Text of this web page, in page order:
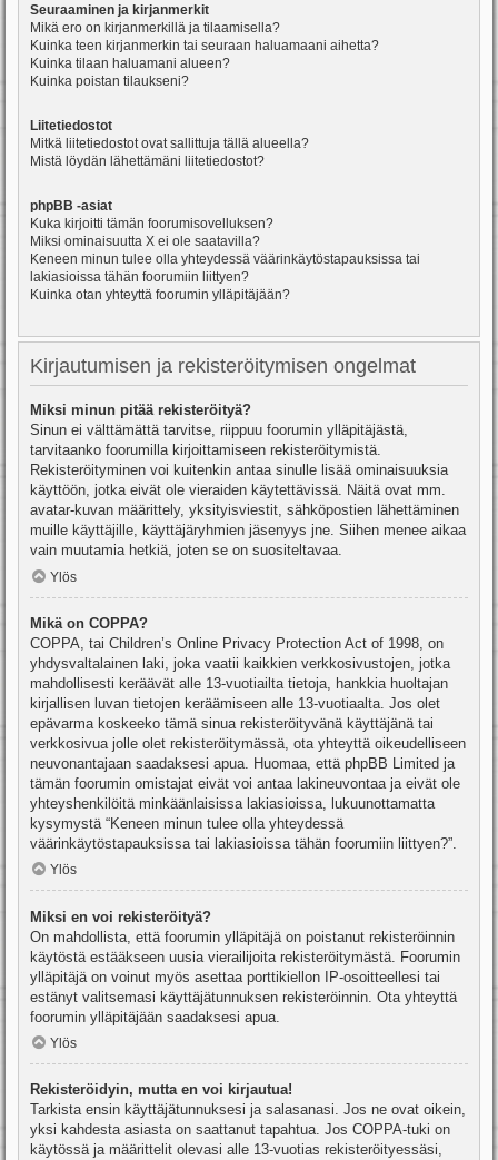
Seuraaminen ja kirjanmerkit
Mikä ero on kirjanmerkillä ja tilaamisella?
Kuinka teen kirjanmerkin tai seuraan haluamaani aihetta?
Kuinka tilaan haluamani alueen?
Kuinka poistan tilaukseni?
Liitetiedostot
Mitkä liitetiedostot ovat sallittuja tällä alueella?
Mistä löydän lähettämäni liitetiedostot?
phpBB -asiat
Kuka kirjoitti tämän foorumisovelluksen?
Miksi ominaisuutta X ei ole saatavilla?
Keneen minun tulee olla yhteydessä väärinkäytöstapauksissa tai
lakiasioissa tähän foorumiin liittyen?
Kuinka otan yhteyttä foorumin ylläpitäjään?
Kirjautumisen ja rekisteröitymisen ongelmat
Miksi minun pitää rekisteröityä?
Sinun ei välttämättä tarvitse, riippuu foorumin ylläpitäjästä,
tarvitaanko foorumilla kirjoittamiseen rekisteröitymistä.
Rekisteröityminen voi kuitenkin antaa sinulle lisää ominaisuuksia
käyttöön, jotka eivät ole vieraiden käytettävissä. Näitä ovat mm.
avatar-kuvan määrittely, yksityisviestit, sähköpostien lähettäminen
muille käyttäjille, käyttäjäryhmien jäsenyys jne. Siihen menee aikaa
vain muutamia hetkiä, joten se on suositeltavaa.
Ylös
Mikä on COPPA?
COPPA, tai Children’s Online Privacy Protection Act of 1998, on
yhdysvaltalainen laki, joka vaatii kaikkien verkkosivustojen, jotka
mahdollisesti keräävät alle 13-vuotiailta tietoja, hankkia huoltajan
kirjallisen luvan tietojen keräämiseen alle 13-vuotiaalta. Jos olet
epävarma koskeeko tämä sinua rekisteröityvänä käyttäjänä tai
verkkosivua jolle olet rekisteröitymässä, ota yhteyttä oikeudelliseen
neuvonantajaan saadaksesi apua. Huomaa, että phpBB Limited ja
tämän foorumin omistajat eivät voi antaa lakineuvontaa ja eivät ole
yhteyshenkilöitä minkäänlaisissa lakiasioissa, lukuunottamatta
kysymystä “Keneen minun tulee olla yhteydessä
väärinkäytöstapauksissa tai lakiasioissa tähän foorumiin liittyen?”.
Ylös
Miksi en voi rekisteröityä?
On mahdollista, että foorumin ylläpitäjä on poistanut rekisteröinnin
käytöstä estääkseen uusia vierailijoita rekisteröitymästä. Foorumin
ylläpitäjä on voinut myös asettaa porttikiellon IP-osoitteellesi tai
estänyt valitsemasi käyttäjätunnuksen rekisteröinnin. Ota yhteyttä
foorumin ylläpitäjään saadaksesi apua.
Ylös
Rekisteröidyin, mutta en voi kirjautua!
Tarkista ensin käyttäjätunnuksesi ja salasanasi. Jos ne ovat oikein,
yksi kahdesta asiasta on saattanut tapahtua. Jos COPPA-tuki on
käytössä ja määrittelit olevasi alle 13-vuotias rekisteröityessäsi,